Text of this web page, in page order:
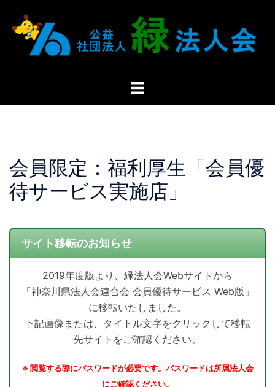
会員限定：福利厚生「会員優
待サービス実施店」
サイト移転のお知らせ
2019年度版より、緑法人会Webサイトから
「神奈川県法人会連合会 会員優待サービス Web版」
に移転いたしました。
下記画像または、タイトル文字をクリックして移転
先サイトをご確認ください。
※ 閲覧する際にパスワードが必要です。パスワードは所属法人会
にご確認ください。